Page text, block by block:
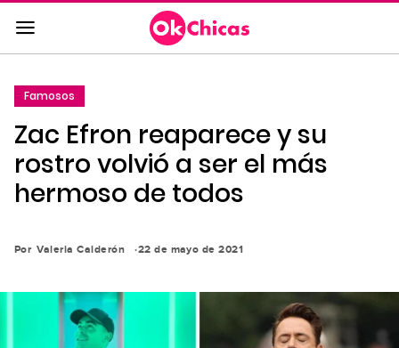
Saltar
al
contenido
a
la
navegación
principal
Famosos
Zac Efron reaparece y su
rostro volvió a ser el más
hermoso de todos
Por Valeria Calderón 22 de mayo de 2021